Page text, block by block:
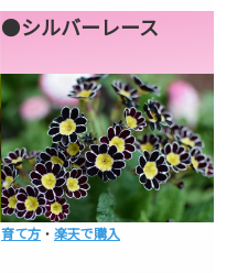
●シルバーレース
育て方 ・ 楽天で購入